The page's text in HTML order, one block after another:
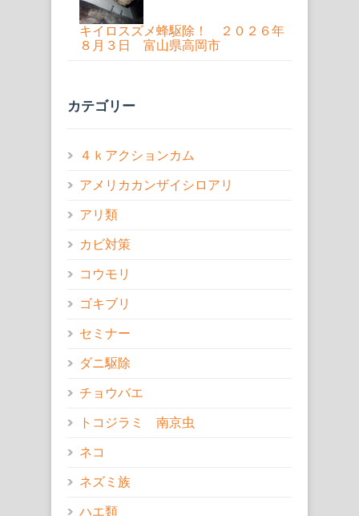
キイロスズメ蜂駆除！ ２０２６年
８月３日 富山県高岡市
カテゴリー
４ｋアクションカム
アメリカカンザイシロアリ
アリ類
カビ対策
コウモリ
ゴキブリ
セミナー
ダニ駆除
チョウバエ
トコジラミ 南京虫
ネコ
ネズミ族
ハエ類